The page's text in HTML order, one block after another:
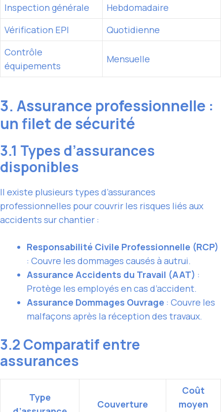
Inspection générale
Hebdomadaire
Vérification EPI
Quotidienne
Contrôle
équipements
Mensuelle
3. Assurance professionnelle :
un filet de sécurité
3.1 Types d’assurances
disponibles
Il existe plusieurs types d’assurances
professionnelles pour couvrir les risques liés aux
accidents sur chantier :
Responsabilité Civile Professionnelle (RCP)
: Couvre les dommages causés à autrui.
Assurance Accidents du Travail (AAT) :
Protège les employés en cas d’accident.
Assurance Dommages Ouvrage : Couvre les
malfaçons après la réception des travaux.
3.2 Comparatif entre
assurances
Type
Couverture
Coût
moyen